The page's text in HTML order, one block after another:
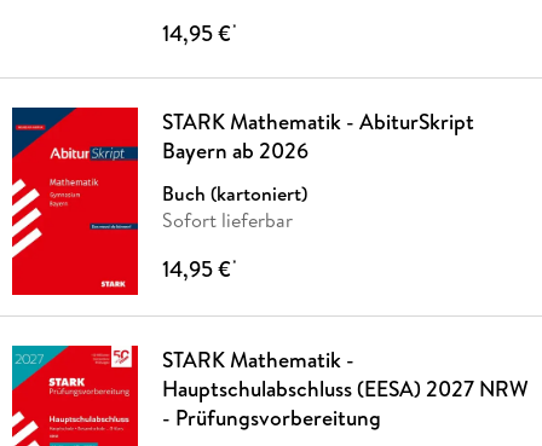
14,95 €*
STARK Mathematik - AbiturSkript
Bayern ab 2026
Buch (kartoniert)
Sofort lieferbar
14,95 €*
STARK Mathematik -
Hauptschulabschluss (EESA) 2027 NRW
- Prüfungsvorbereitung